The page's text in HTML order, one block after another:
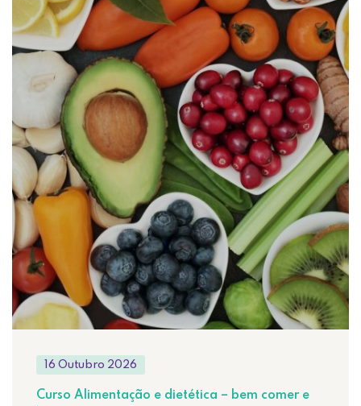
16 Outubro 2026
Curso Alimentação e dietética – bem comer e